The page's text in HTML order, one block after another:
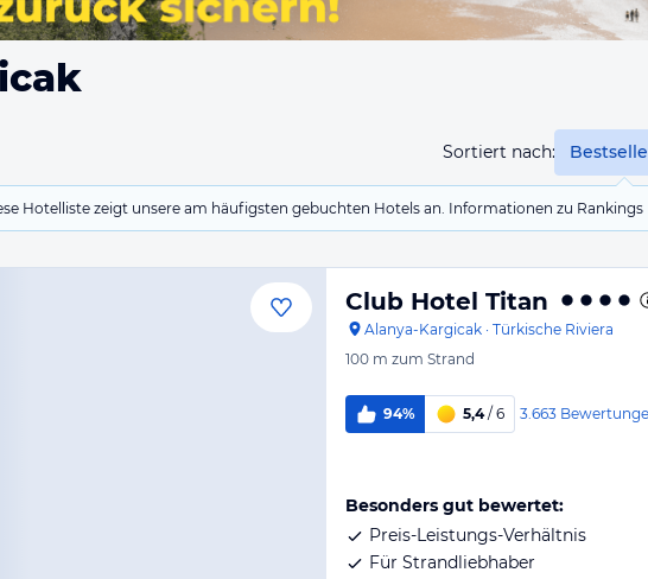
Sortiert nach:
Hotelliste zeigt unsere am häufigsten gebuchten Hotels an. Informationen zu
Club Hotel Titan
Alanya-Kargicak · Türkische Riviera
100 m zum Strand
94% 5,4/ 6 3.663
Besonders gut bewertet:
Preis-Leistungs-Verhältnis
Für Strandliebhaber